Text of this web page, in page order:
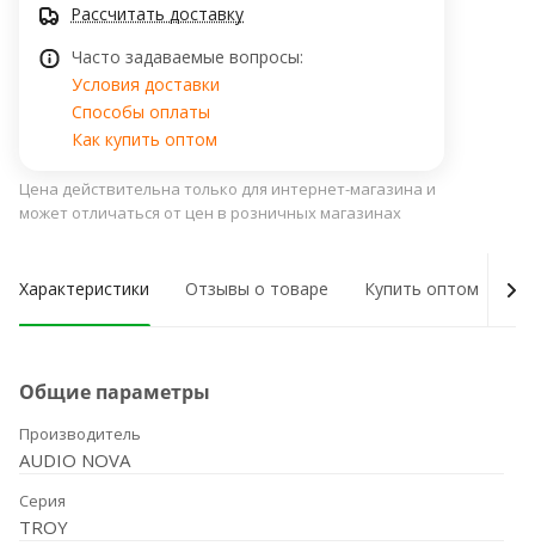
Рассчитать доставку
Часто задаваемые вопросы:
Условия доставки
Способы оплаты
Как купить оптом
Цена действительна только для интернет-магазина и
может отличаться от цен в розничных магазинах
Характеристики Отзывы о товаре Купить оптом
Общие параметры
Производитель
AUDIO NOVA
Серия
TROY